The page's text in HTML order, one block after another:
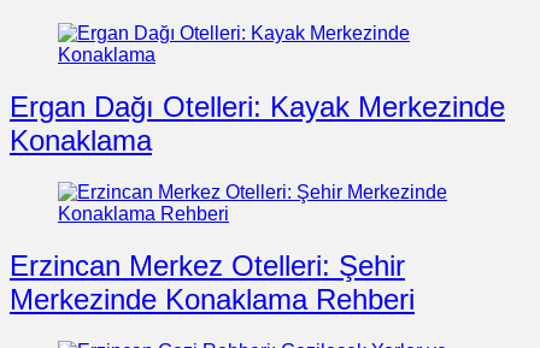
Ergan Dağı Otelleri: Kayak Merkezinde
Konaklama
Erzincan Merkez Otelleri: Şehir
Merkezinde Konaklama Rehberi